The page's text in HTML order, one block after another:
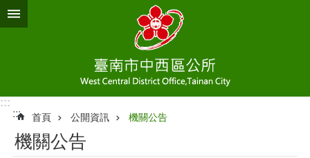
跳到主要內容區塊
:::
:::
首頁 公開資訊 機關公告
機關公告